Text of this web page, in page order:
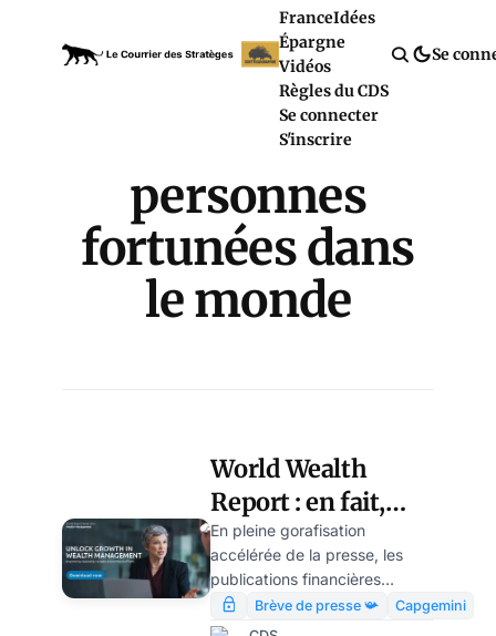
FranceIdées
Épargne
Vidéos
Règles du CDS
Se connecter
S'inscrire
Se
personnes
fortunées dans
le monde
World Wealth
Report : en fait,
tout est faux, par
Modeste Schwartz
En pleine gorafisation
accélérée de la presse, les
publications financières
conservent le minimum de
sérieux qu’elles doivent à leur
Brève de presse 📯
Capgemini